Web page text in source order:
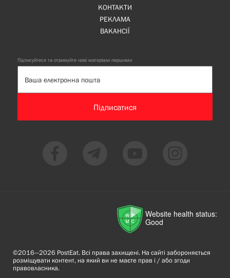
КОНТАКТИ
РЕКЛАМА
ВАКАНСІЇ
Підписуйтеся та отримуйте нові матеріали першими
Підписатися
Website health status:
Good
©2016—2026 PostEat. Всі права захищені. На сайті забороняється
розміщувати контент, на який ви не маєте прав і / або згоди
правовласника.